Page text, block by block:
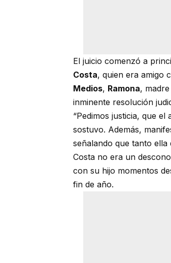
El juicio comenzó a
Costa, quien era amigo
Medios, Ramona,
inminente resolución
“Pedimos justicia, que
sostuvo. Además,
señalando que tanto
Costa no era un
con su hijo momentos
fin de año.